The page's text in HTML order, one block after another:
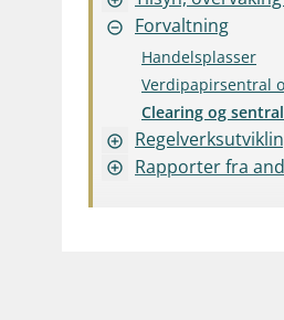
remove_circle_outline Forvaltning
Handelsplasser
Verdipapirsentral
Clearing og
add_circle_outline
add_circle_outline Rapporter fra